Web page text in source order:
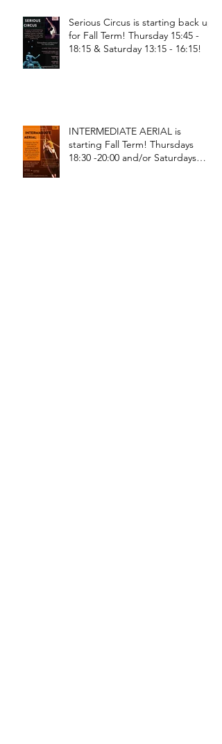
Serious Circus is starting back up
for Fall Term! Thursday 15:45 -
18:15 & Saturday 13:15 - 16:15!
INTERMEDIATE AERIAL is
starting Fall Term! Thursdays
18:30 -20:00 and/or Saturdays